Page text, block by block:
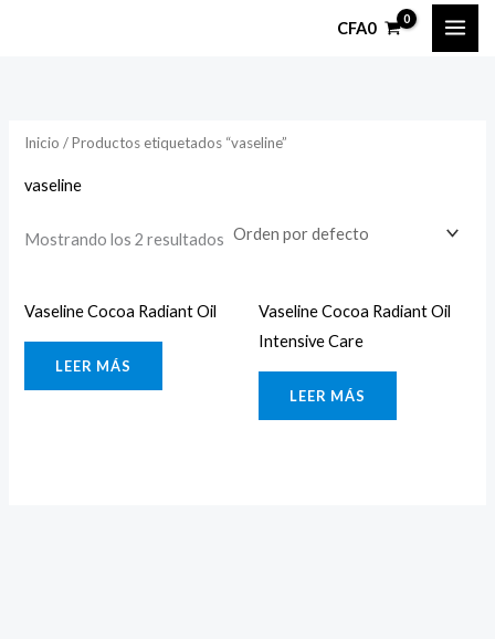
CFA0
Inicio / Productos etiquetados “vaseline”
vaseline
Mostrando los 2 resultados
Vaseline Cocoa Radiant Oil
LEER MÁS
Vaseline Cocoa Radiant Oil
Intensive Care
LEER MÁS